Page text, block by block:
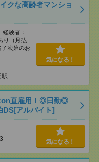
クな高齢者マンショ
験者：
り（月払
次第のお
駅
気になる！
直雇用！◎日勤◎
DS[アルバイト]
気になる！